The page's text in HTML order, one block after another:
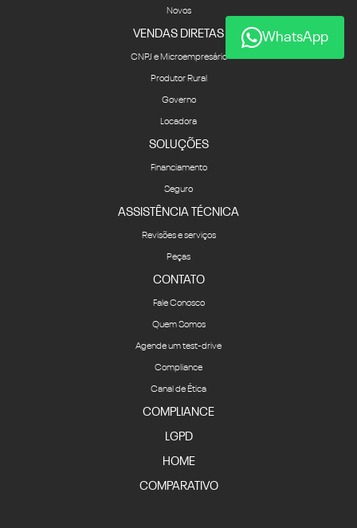
Novos
VENDAS DIRETAS
CNPJ e Microempresário
Produtor Rural
Governo
Locadora
SOLUÇÕES
Financiamento
Seguro
ASSISTÊNCIA TÉCNICA
Revisões e serviços
Peças
CONTATO
Fale Conosco
Quem Somos
Agende um test-drive
Compliance
Canal de Ética
COMPLIANCE
LGPD
HOME
COMPARATIVO
WhatsApp